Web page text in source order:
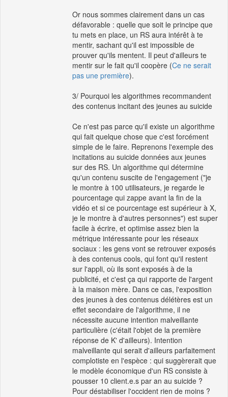
Or nous sommes clairement dans un cas
défavorable : quelle que soit le principe que
tu mets en place, un RS aura intérêt à te
mentir, sachant qu'il est impossible de
prouver qu'ils mentent. Il peut d'ailleurs te
mentir sur le fait qu'il coopère (Ce ne serait
pas une première).
3/ Pourquoi les algorithmes recommandent
des contenus incitant des jeunes au suicide
Ce n'est pas parce qu'il existe un algorithme
qui fait quelque chose que c'est forcément
simple de le faire. Reprenons l'exemple des
incitations au suicide données aux jeunes
sur des RS. Un algorithme qui détermine
qu'un contenu suscite de l'engagement ("je
le montre à 100 utilisateurs, je regarde le
pourcentage qui zappe avant la fin de la
vidéo et si ce pourcentage est supérieur à X,
je le montre à d'autres personnes") est super
facile à écrire, et optimise assez bien la
métrique intéressante pour les réseaux
sociaux : les gens vont se retrouver exposés
à des contenus cools, qui font qu'il restent
sur l'appli, où ils sont exposés à de la
publicité, et c'est ça qui rapporte de l'argent
à la maison mère. Dans ce cas, l'exposition
des jeunes à des contenus délétères est un
effet secondaire de l'algorithme, il ne
nécessite aucune intention malveillante
particulière (c'était l'objet de la première
réponse de K' d'ailleurs). Intention
malveillante qui serait d'ailleurs parfaitement
complotiste en l'espèce : qui suggèrerait que
le modèle économique d'un RS consiste à
pousser 10 client.e.s par an au suicide ?
Pour déstabiliser l'occident rien de moins ?